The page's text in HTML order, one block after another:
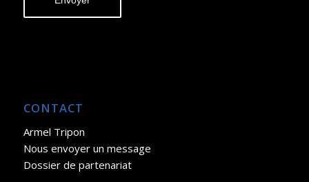
CONTACT
Armel Tripon
Nous envoyer un message
Dossier de partenariat